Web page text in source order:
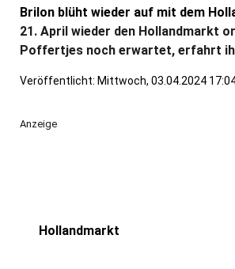
Brilon blüht wieder auf mit dem
21. April wieder den Hollandmarkt
Poffertjes noch erwartet, erfahrt
Veröffentlicht: Mittwoch, 03.04.2024
Anzeige
Hollandmarkt